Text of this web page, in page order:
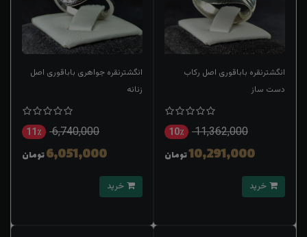
انگشترنقره باباقوری اصل رکاب
دست ساز
11,362,000 10٪
10,291,000تومان
انگشترنقره جواهری باباقوری اصل
زنانه
6,740,000 11٪
6,051,000تومان